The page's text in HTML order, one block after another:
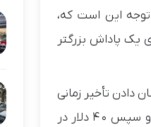
این است که،
یک پاداش بزرگتر
دادن تأخیر زمانی
به خودی خود و منافع خود، اوضاع را تغییر دادند. بنابراین گاهی اوقات شرکت‌کنندگان هفت روز در مقابل 30 روز و سپس 40 دلار در